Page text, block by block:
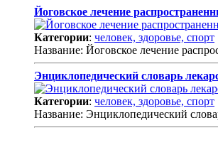
Йоговское лечение
Категории: человек, здоровье, спорт
Название: Йоговское лечение
Энциклопедический словарь
Категории: человек, здоровье, спорт
Название: Энциклопедический